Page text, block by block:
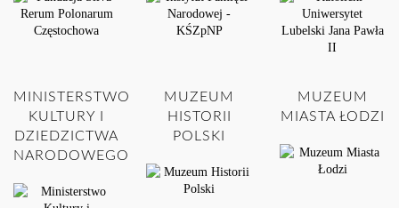
MINISTERSTWO
KULTURY I
DZIEDZICTWA
NARODOWEGO
MUZEUM
HISTORII
POLSKI
MUZEUM
MIASTA ŁODZI